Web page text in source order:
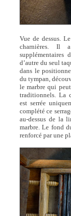
Vue de dessus.
charnières. Il
supplémentaires
d’autre du seul
dans le
du tympan,
le marbre qui
traditionnels. La
est serrée
complété ce
au-dessus de la
marbre. Le fond
renforcé par une